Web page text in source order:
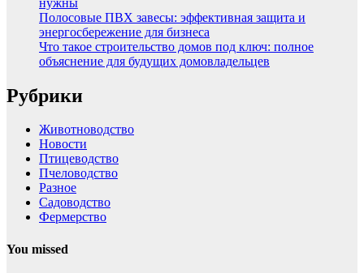
Полосовые ПВХ завесы: эффективная защита и
энергосбережение для бизнеса
Что такое строительство домов под ключ: полное
объяснение для будущих домовладельцев
Рубрики
Животноводство
Новости
Птицеводство
Пчеловодство
Разное
Садоводство
Фермерство
You missed